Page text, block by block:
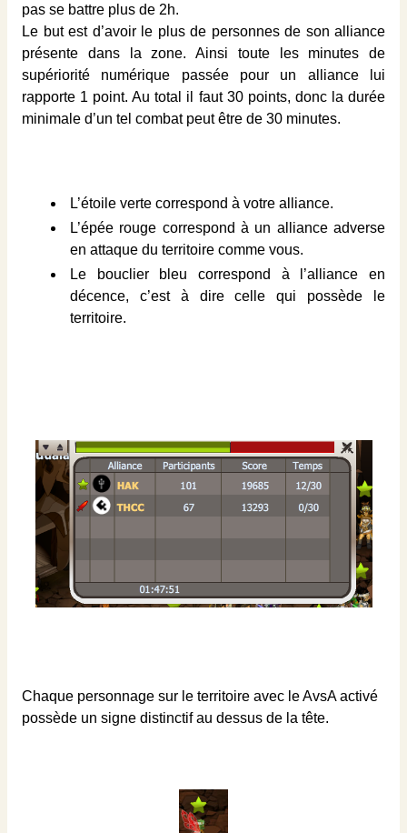
pas se battre plus de 2h.
Le but est d’avoir le plus de personnes de son alliance
présente dans la zone. Ainsi toute les minutes de
supériorité numérique passée pour un alliance lui
rapporte 1 point. Au total il faut 30 points, donc la durée
minimale d’un tel combat peut être de 30 minutes.
L’étoile verte correspond à votre alliance.
L’épée rouge correspond à un alliance adverse
en attaque du territoire comme vous.
Le bouclier bleu correspond à l’alliance en
décence, c’est à dire celle qui possède le
territoire.
Chaque personnage sur le territoire avec le AvsA activé
possède un signe distinctif au dessus de la tête.